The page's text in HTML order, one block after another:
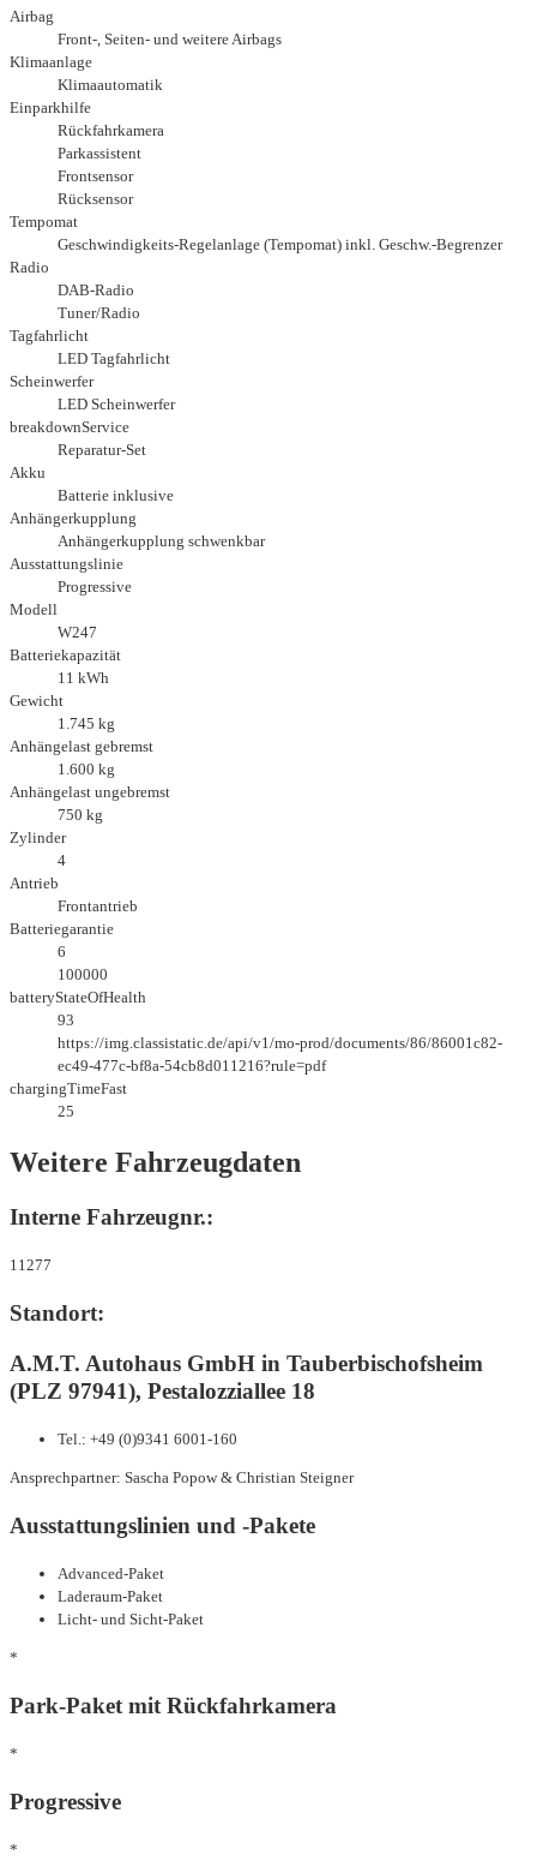
Airbag
Front-, Seiten- und weitere Airbags
Klimaanlage
Klimaautomatik
Einparkhilfe
Rückfahrkamera
Parkassistent
Frontsensor
Rücksensor
Tempomat
Geschwindigkeits-Regelanlage (Tempomat) inkl. Geschw.-Begrenzer
Radio
DAB-Radio
Tuner/Radio
Tagfahrlicht
LED Tagfahrlicht
Scheinwerfer
LED Scheinwerfer
breakdownService
Reparatur-Set
Akku
Batterie inklusive
Anhängerkupplung
Anhängerkupplung schwenkbar
Ausstattungslinie
Progressive
Modell
W247
Batteriekapazität
11 kWh
Gewicht
1.745 kg
Anhängelast gebremst
1.600 kg
Anhängelast ungebremst
750 kg
Zylinder
4
Antrieb
Frontantrieb
Batteriegarantie
6
100000
batteryStateOfHealth
93
https://img.classistatic.de/api/v1/mo-prod/documents/86/86001c82-
ec49-477c-bf8a-54cb8d011216?rule=pdf
chargingTimeFast
25
Weitere Fahrzeugdaten
Interne Fahrzeugnr.:
11277
Standort:
A.M.T. Autohaus GmbH in Tauberbischofsheim
(PLZ 97941), Pestalozziallee 18
Tel.: +49 (0)9341 6001-160
Ansprechpartner: Sascha Popow & Christian Steigner
Ausstattungslinien und -Pakete
Advanced-Paket
Laderaum-Paket
Licht- und Sicht-Paket
*
Park-Paket mit Rückfahrkamera
*
Progressive
*